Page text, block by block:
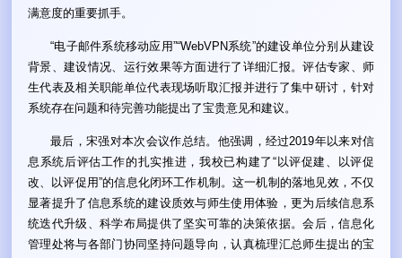
满意度的重要抓手。
“电子邮件系统移动应用”“WebVPN系统”的建设单位分别从建设
背景、建设情况、运行效果等方面进行了详细汇报。评估专家、师
生代表及相关职能单位代表现场听取汇报并进行了集中研讨，针对
系统存在问题和待完善功能提出了宝贵意见和建议。
最后，宋强对本次会议作总结。他强调，经过2019年以来对信
息系统后评估工作的扎实推进，我校已构建了“以评促建、以评促
改、以评促用”的信息化闭环工作机制。这一机制的落地见效，不仅
显著提升了信息系统的建设质效与师生使用体验，更为后续信息系
统迭代升级、科学布局提供了坚实可靠的决策依据。会后，信息化
管理处将与各部门协同坚持问题导向，认真梳理汇总师生提出的宝